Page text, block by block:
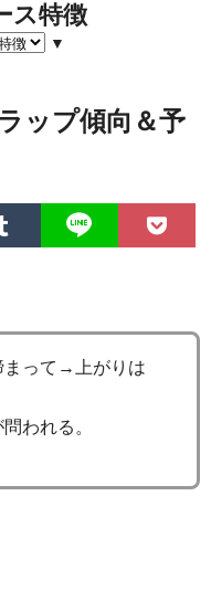
ス特徴
▼
ップ傾向＆予
まって→上がりは
われる。